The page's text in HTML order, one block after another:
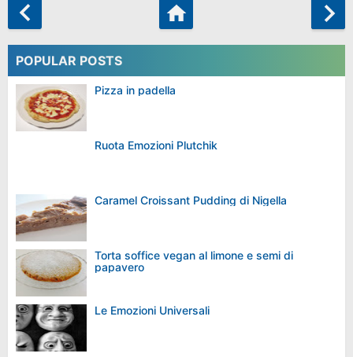
POPULAR POSTS
Pizza in padella
Ruota Emozioni Plutchik
Caramel Croissant Pudding di Nigella
Torta soffice vegan al limone e semi di
papavero
Le Emozioni Universali